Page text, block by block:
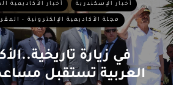
أخبار الأكاديمية أخبار الإسكندرية
مجلة الأكاديمية الإلكترونية -
في زيارة
العربية تستقبل